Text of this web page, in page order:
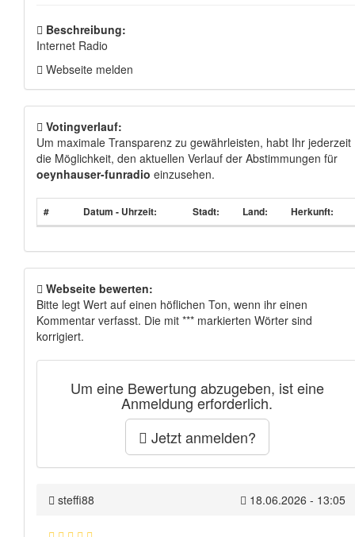
Beschreibung:
Internet Radio
Webseite melden
Votingverlauf:
Um maximale Transparenz zu gewährleisten, habt Ihr jederzeit
die Möglichkeit, den aktuellen Verlauf der Abstimmungen für
oeynhauser-funradio einzusehen.
# Datum - Uhrzeit: Stadt: Land: Herkunft:
Webseite bewerten:
Bitte legt Wert auf einen höflichen Ton, wenn ihr einen
Kommentar verfasst. Die mit *** markierten Wörter sind
korrigiert.
Um eine Bewertung abzugeben, ist eine
Anmeldung erforderlich.
Jetzt anmelden?
steffi88 18.06.2026 - 13:05